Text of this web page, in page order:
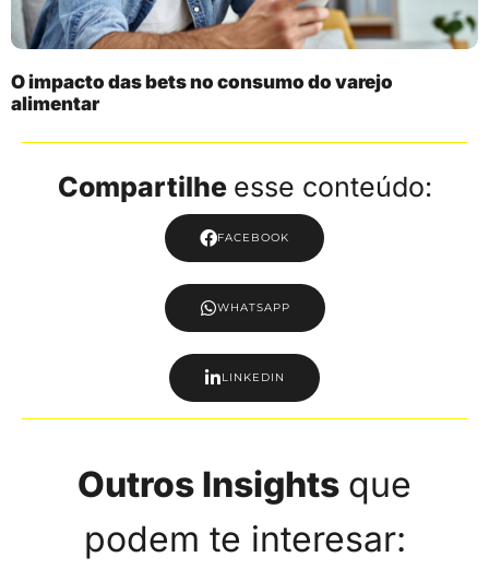
O impacto das bets no consumo do varejo
alimentar
Compartilhe esse conteúdo:
FACEBOOK
WHATSAPP
LINKEDIN
Outros Insights que
podem te interesar: